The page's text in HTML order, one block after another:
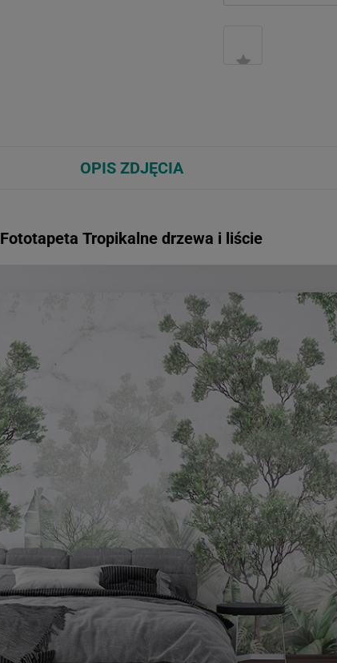
OPIS ZDJĘCIA
Fototapeta Tropikalne drzewa i liście